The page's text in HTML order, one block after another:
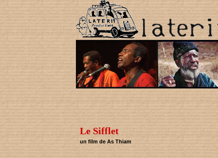
Le Sifflet
un film de As Thiam